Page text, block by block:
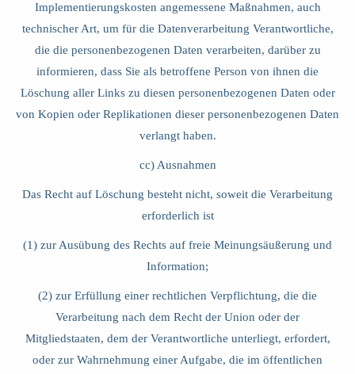
Implementierungskosten angemessene Maßnahmen, auch
technischer Art, um für die Datenverarbeitung Verantwortliche,
die die personenbezogenen Daten verarbeiten, darüber zu
informieren, dass Sie als betroffene Person von ihnen die
Löschung aller Links zu diesen personenbezogenen Daten oder
von Kopien oder Replikationen dieser personenbezogenen Daten
verlangt haben.
cc) Ausnahmen
Das Recht auf Löschung besteht nicht, soweit die Verarbeitung
erforderlich ist
(1) zur Ausübung des Rechts auf freie Meinungsäußerung und
Information;
(2) zur Erfüllung einer rechtlichen Verpflichtung, die die
Verarbeitung nach dem Recht der Union oder der
Mitgliedstaaten, dem der Verantwortliche unterliegt, erfordert,
oder zur Wahrnehmung einer Aufgabe, die im öffentlichen